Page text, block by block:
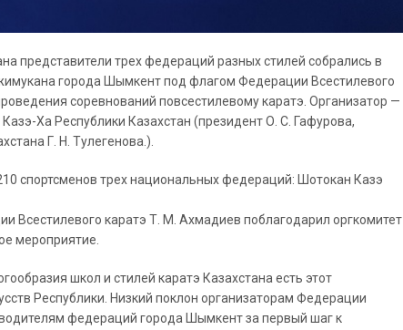
представители трех федераций разных стилей собрались в
города Шымкент под флагом Федерации Всестилевого
соревнований повсестилевому каратэ. Организатор —
Ха Республики Казахстан (президент О. С. Гафурова,
Г. Н. Тулегенова.).
спортсменов трех национальных федераций: Шотокан Казэ
Всестилевого каратэ Т. М. Ахмадиев поблагодарил оргкомитет
мероприятие.
школ и стилей каратэ Казахстана есть этот
Республики. Низкий поклон организаторам Федерации
федераций города Шымкент за первый шаг к